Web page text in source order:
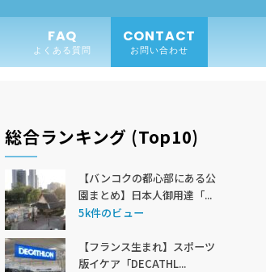
FAQ
よくある質問
CONTACT
お問い合わせ
総合ランキング (Top10)
【バンコクの都心部にある公
園まとめ】日本人御用達「...
5k件のビュー
【フランス生まれ】スポーツ
版イケア「DECATHL...